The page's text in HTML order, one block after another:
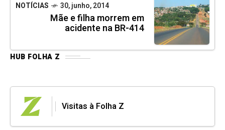
NOTÍCIAS 30, junho, 2014
Mãe e filha morrem em
acidente na BR-414
HUB FOLHA Z
Visitas à Folha Z